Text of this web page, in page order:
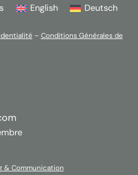
English Deutsch
– Conditions Générales de
& Communication